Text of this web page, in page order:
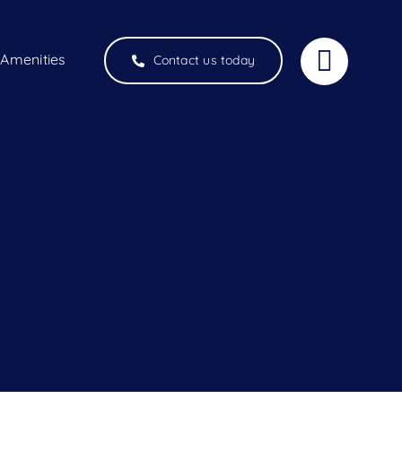
Amenities Contact us today